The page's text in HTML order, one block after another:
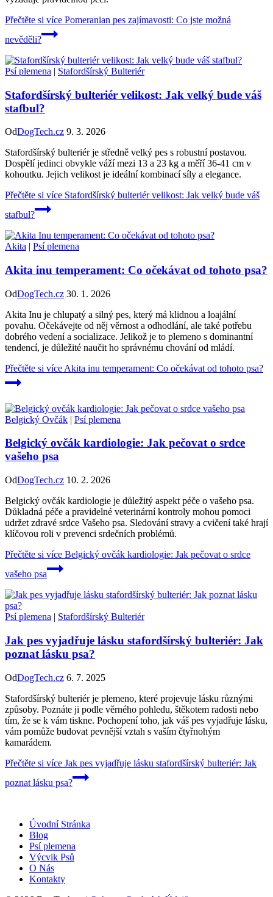
Přečtěte si více Pomeranian pes zajímavosti: Co jste možná
nevěděli?
Psí plemena | Stafordšírský Bulteriér
Stafordšírský bulteriér velikost: Jak velký bude váš
stafbul?
OdDogTech.cz 9. 3. 2026
Stafordšírský bulteriér je středně velký pes s robustní postavou.
Dospělí jedinci obvykle váží mezi 13 a 23 kg a měří 36-41 cm v
kohoutku. Jejich velikost je ideální kombinací síly a elegance.
Přečtěte si více Stafordšírský bulteriér velikost: Jak velký bude váš
stafbul?
Akita | Psí plemena
Akita inu temperament: Co očekávat od tohoto psa?
OdDogTech.cz 30. 1. 2026
Akita Inu je chlupatý a silný pes, který má klidnou a loajální
povahu. Očekávejte od něj věrnost a odhodlání, ale také potřebu
dobrého vedení a socializace. Jelikož je to plemeno s dominantní
tendencí, je důležité naučit ho správnému chování od mládí.
Přečtěte si více Akita inu temperament: Co očekávat od tohoto psa?
Belgický Ovčák | Psí plemena
Belgický ovčák kardiologie: Jak pečovat o srdce
vašeho psa
OdDogTech.cz 10. 2. 2026
Belgický ovčák kardiologie je důležitý aspekt péče o vašeho psa.
Důkladná péče a pravidelné veterinární kontroly mohou pomoci
udržet zdravé srdce Vašeho psa. Sledování stravy a cvičení také hrají
klíčovou roli v prevenci srdečních problémů.
Přečtěte si více Belgický ovčák kardiologie: Jak pečovat o srdce
vašeho psa
Psí plemena | Stafordšírský Bulteriér
Jak pes vyjadřuje lásku stafordšírský bulteriér: Jak
poznat lásku psa?
OdDogTech.cz 6. 7. 2025
Stafordšírský bulteriér je plemeno, které projevuje lásku různými
způsoby. Poznáte ji podle věrného pohledu, štěkotem radosti nebo
tím, že se k vám tiskne. Pochopení toho, jak váš pes vyjadřuje lásku,
vám pomůže budovat pevnější vztah s vaším čtyřnohým
kamarádem.
Přečtěte si více Jak pes vyjadřuje lásku stafordšírský bulteriér: Jak
poznat lásku psa?
Úvodní Stránka
Blog
Psí plemena
Výcvik Psů
O Nás
Kontakty